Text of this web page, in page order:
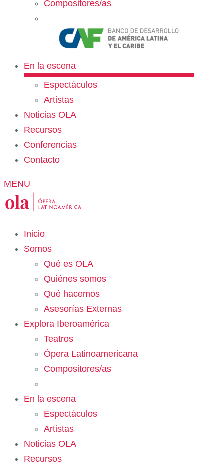
Compositores/as
En la escena
Espectáculos
Artistas
Noticias OLA
Recursos
Conferencias
Contacto
MENU
Inicio
Somos
Qué es OLA
Quiénes somos
Qué hacemos
Asesorías Externas
Explora Iberoamérica
Teatros
Ópera Latinoamericana
Compositores/as
En la escena
Espectáculos
Artistas
Noticias OLA
Recursos